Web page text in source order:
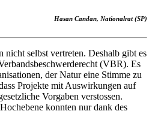
Hasan Candan, Nationalrat (SP)
nicht selbst vertreten. Deshalb gibt es
(VBR). Es
der Natur eine Stimme zu
Projekte mit Auswirkungen auf
Vorgaben verstossen.
konnten nur dank des